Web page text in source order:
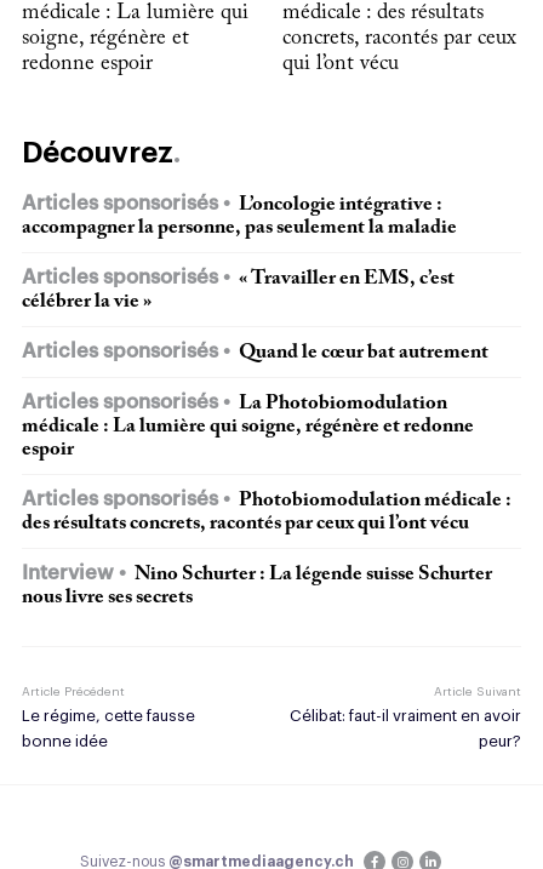
médicale : La lumière qui
soigne, régénère et
redonne espoir
médicale : des résultats
concrets, racontés par ceux
qui l’ont vécu
Découvrez
Articles sponsorisés
L’oncologie intégrative :
accompagner la personne, pas seulement la maladie
Articles sponsorisés
« Travailler en EMS, c’est
célébrer la vie »
Articles sponsorisés Quand le cœur bat autrement
Articles sponsorisés
La Photobiomodulation
médicale : La lumière qui soigne, régénère et redonne
espoir
Articles sponsorisés
Photobiomodulation médicale :
des résultats concrets, racontés par ceux qui l’ont vécu
Interview
Nino Schurter : La légende suisse Schurter
nous livre ses secrets
Article Précédent
Le régime, cette fausse
bonne idée
Article Suivant
Célibat: faut-il vraiment en avoir
peur?
Suivez-nous @smartmediaagency.ch